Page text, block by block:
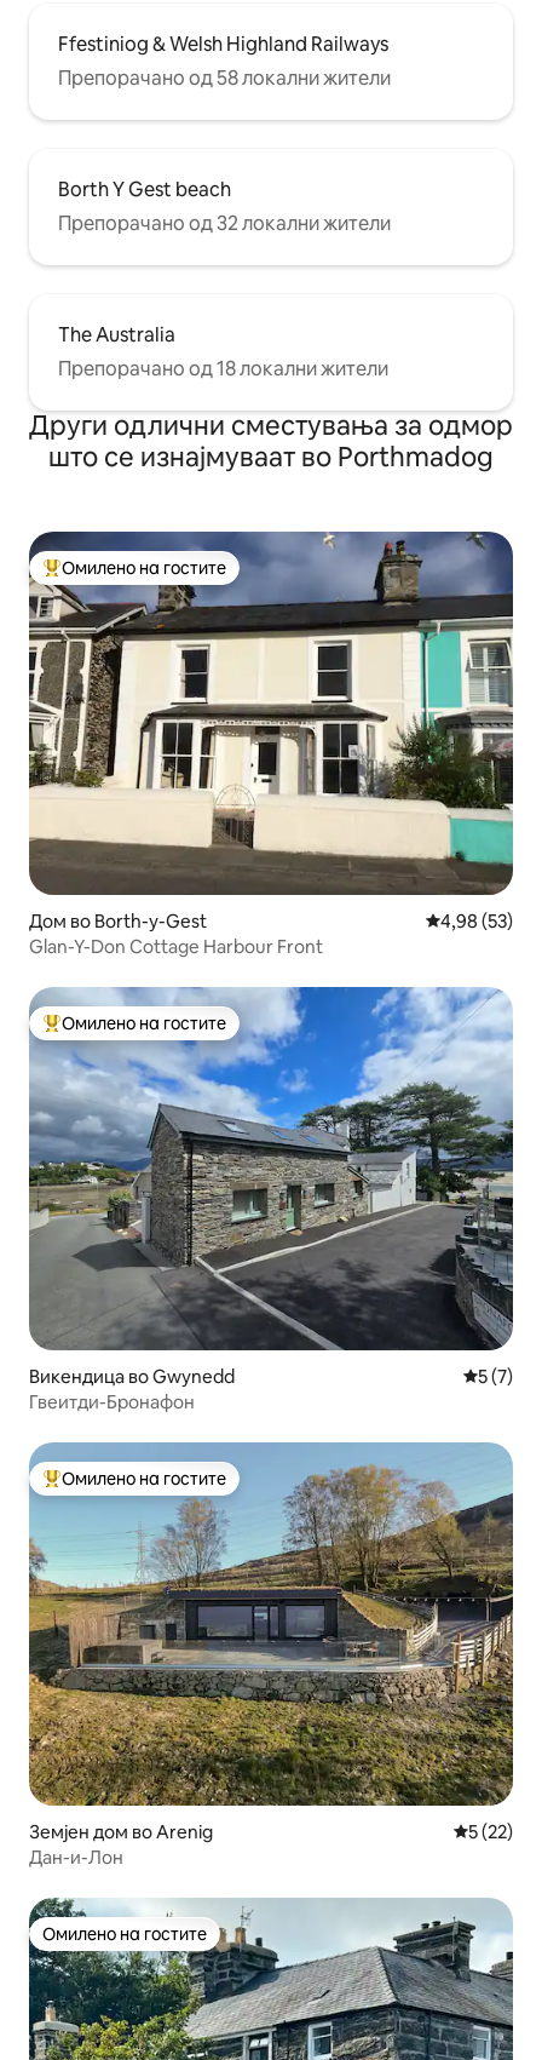
Ffestiniog & Welsh Highland Railways
Препорачано од 58 локални жители
Borth Y Gest beach
Препорачано од 32 локални жители
The Australia
Препорачано од 18 локални жители
Други одлични сместувања за одмор
што се изнајмуваат во Porthmadog
Меѓу најуспешните „Омилени на гостите“
Омилено на гостите
Дом во Borth-y-Gest Просечна
4,98 (53)
Glan-Y-Don Cottage Harbour Front
Меѓу најуспешните „Омилени на гостите“
Омилено на гостите
Викендица во Gwynedd
5 (7)
Гвеитди-Бронафон
Меѓу најуспешните „Омилени на гостите“
Омилено на гостите
Земјен дом во Arenig Просечна
5 (22)
Дан-и-Лон
Омилено на гостите
Омилено на гостите